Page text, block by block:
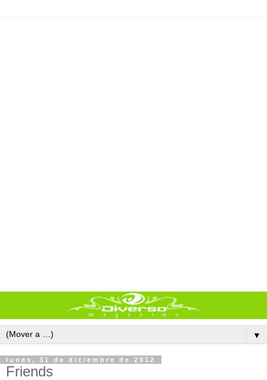
▼
lunes, 31 de diciembre de 2012
Friends